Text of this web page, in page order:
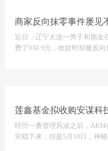
近日，辽宁大连一男子和朋友
费了930 9元，收款时却被反向
经历一番管理风波之后，
安稳下来，但是5月18日，神